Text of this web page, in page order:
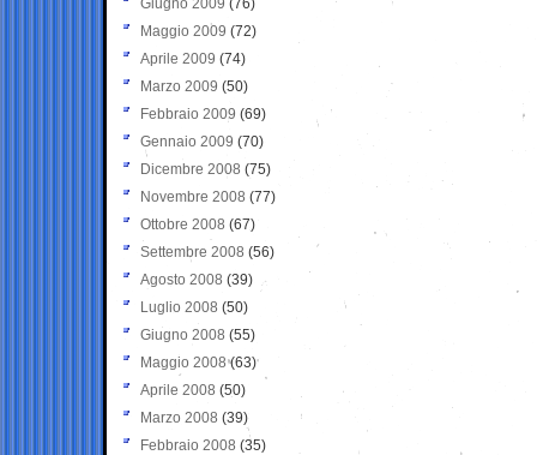
Giugno 2009 (76)
Maggio 2009 (72)
Aprile 2009 (74)
Marzo 2009 (50)
Febbraio 2009 (69)
Gennaio 2009 (70)
Dicembre 2008 (75)
Novembre 2008 (77)
Ottobre 2008 (67)
Settembre 2008 (56)
Agosto 2008 (39)
Luglio 2008 (50)
Giugno 2008 (55)
Maggio 2008(63)
Aprile 2008 (50)
Marzo 2008 (39)
Febbraio 2008 (35)